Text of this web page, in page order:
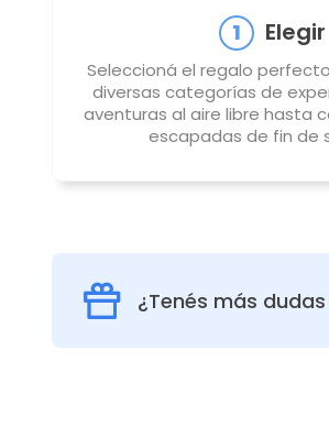
1 Elegir
Seleccioná el regalo
diversas categorías de
aventuras al aire libre hasta
escapadas de fin de
¿Tenés más dudas